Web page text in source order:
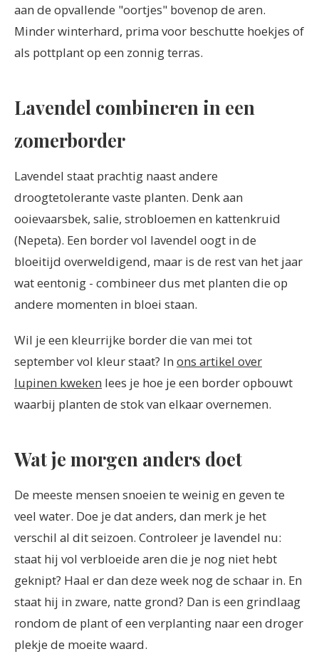
aan de opvallende "oortjes" bovenop de aren.
Minder winterhard, prima voor beschutte hoekjes of
als pottplant op een zonnig terras.
Lavendel combineren in een
zomerborder
Lavendel staat prachtig naast andere
droogtetolerante vaste planten. Denk aan
ooievaarsbek, salie, strobloemen en kattenkruid
(Nepeta). Een border vol lavendel oogt in de
bloeitijd overweldigend, maar is de rest van het jaar
wat eentonig - combineer dus met planten die op
andere momenten in bloei staan.
Wil je een kleurrijke border die van mei tot
september vol kleur staat? In ons artikel over
lupinen kweken lees je hoe je een border opbouwt
waarbij planten de stok van elkaar overnemen.
Wat je morgen anders doet
De meeste mensen snoeien te weinig en geven te
veel water. Doe je dat anders, dan merk je het
verschil al dit seizoen. Controleer je lavendel nu:
staat hij vol verbloeide aren die je nog niet hebt
geknipt? Haal er dan deze week nog de schaar in. En
staat hij in zware, natte grond? Dan is een grindlaag
rondom de plant of een verplanting naar een droger
plekje de moeite waard.